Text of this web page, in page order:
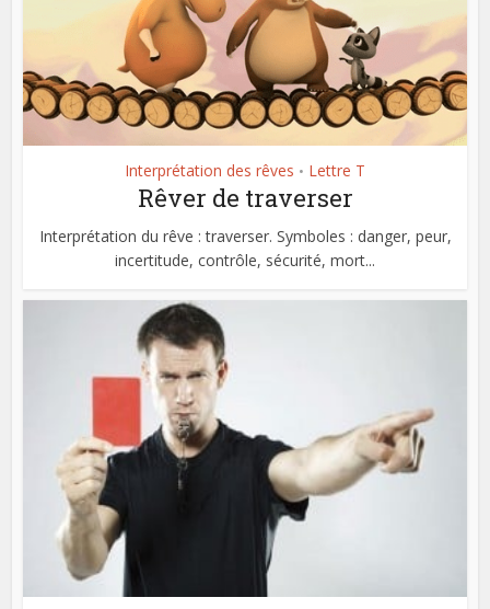
Interprétation des rêves • Lettre T
Rêver de traverser
Interprétation du rêve : traverser. Symboles : danger, peur,
incertitude, contrôle, sécurité, mort...